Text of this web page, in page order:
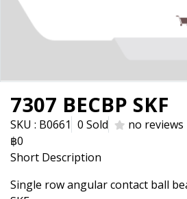
7307 BECBP SKF
SKU : B0661 0 Sold
no reviews
฿0
Short Description
Single row angular contact ball